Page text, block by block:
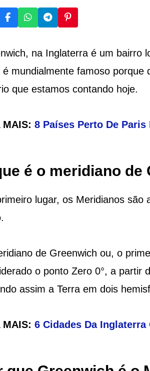
na Inglaterra é um bairro
é mundialmente famoso
que estamos contando hoje.
MAIS: 8 Países Perto De
é o meridiano de
lugar, os Meridianos
de Greenwich ou, o
o ponto Zero 0°, a partir
assim a Terra em dois
MAIS: 6 Cidades Da Inglaterra